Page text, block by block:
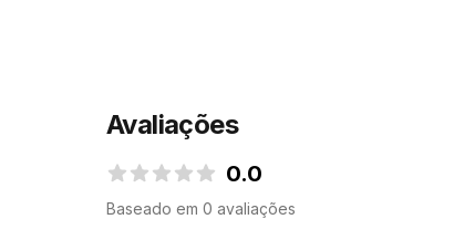
Avaliações
0.0
Baseado em 0 avaliações